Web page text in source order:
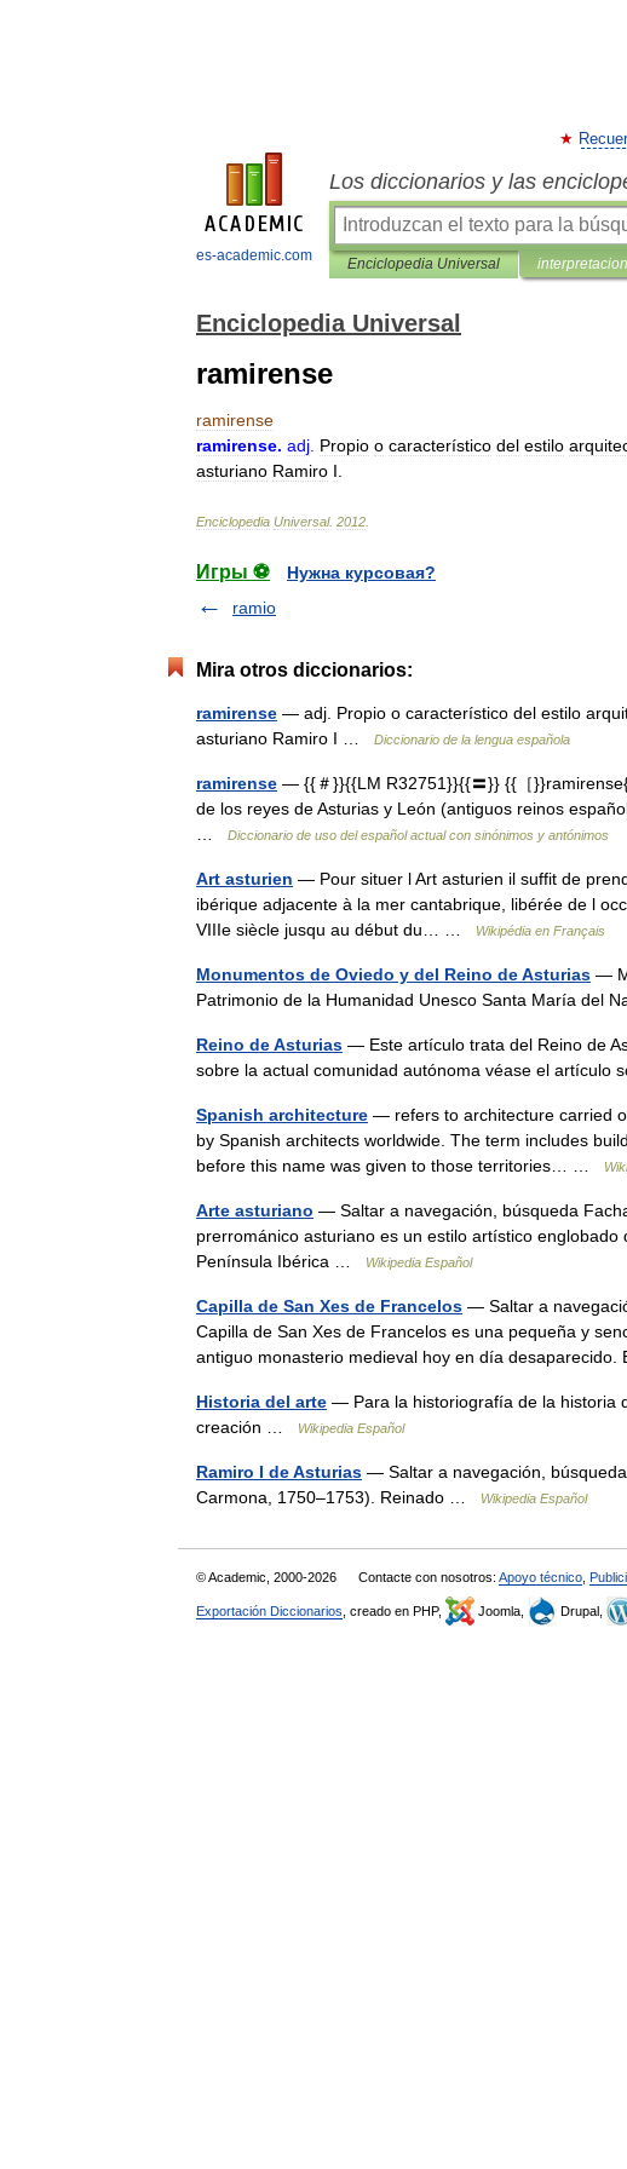
es-academic.com
Los diccionarios y las
Enciclopedia Universal
Enciclopedia Universal
ramirense
ramirense
ramirense. adj Propio o característico del estilo
asturiano Ramiro I
Enciclopedia Universal. 2012
Игры ⚽
Нужна курсовая?
ramio
Mira otros diccionarios:
ramirense — adj. Propio o característico del estilo
asturiano Ramiro I …
Diccionario de la lengua española
ramirense — {{＃}}{{LM R32751}}{{〓}} {{［
de los reyes de Asturias y León (antiguos reinos
Diccionario de uso del español actual con sinónimos y antónimos
Art asturien — Pour situer l Art asturien il suffit de
ibérique adjacente à la mer cantabrique, libérée de l
VIIIe siècle jusqu au début du… …
Wikipédia en Français
Monumentos de Oviedo y del Reino de Asturias —
Patrimonio de la Humanidad Unesco Santa María del
Reino de Asturias — Este artículo trata del Reino de
sobre la actual comunidad autónoma véase el artículo
Spanish architecture — refers to architecture carried
by Spanish architects worldwide. The term includes
before this name was given to those territories… …
Arte asturiano — Saltar a navegación, búsqueda
prerrománico asturiano es un estilo artístico
Península Ibérica …
Wikipedia Español
Capilla de San Xes de Francelos — Saltar a
Capilla de San Xes de Francelos es una pequeña y
antiguo monasterio medieval hoy en día
Historia del arte — Para la historiografía de la historia
creación …
Wikipedia Español
Ramiro I de Asturias — Saltar a navegación,
Carmona, 1750–1753). Reinado …
Wikipedia Español
© Academic, 2000-2026 Contacte con nosotros: Apoyo técnico
Exportación Diccionarios , creado en PHP, Joomla, Drupal,